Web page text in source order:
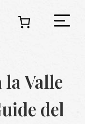
Valle
del